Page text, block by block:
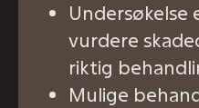
Undersøkelse
vurdere
riktig
Mulige